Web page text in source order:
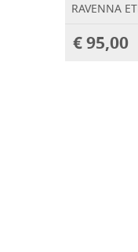
RAVENNA
€ 95,00